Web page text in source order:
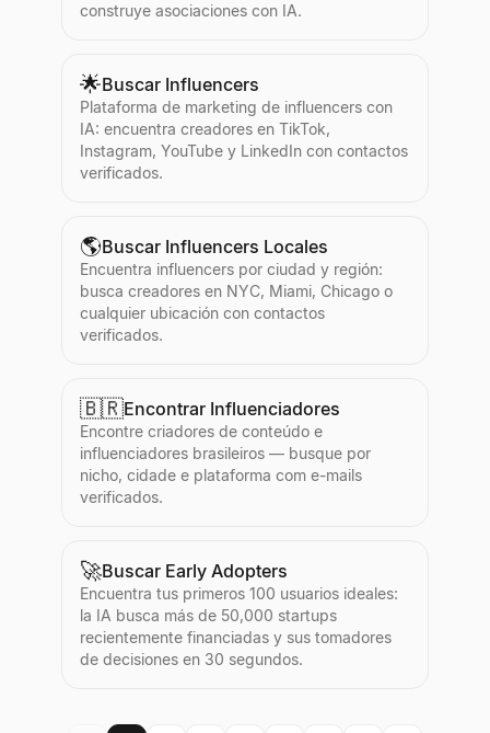
construye asociaciones con IA.
🌟Buscar Influencers
Plataforma de marketing de influencers con
IA: encuentra creadores en TikTok,
Instagram, YouTube y LinkedIn con contactos
verificados.
🌎Buscar Influencers Locales
Encuentra influencers por ciudad y región:
busca creadores en NYC, Miami, Chicago o
cualquier ubicación con contactos
verificados.
🇧🇷Encontrar Influenciadores
Encontre criadores de conteúdo e
influenciadores brasileiros — busque por
nicho, cidade e plataforma com e-mails
verificados.
🚀Buscar Early Adopters
Encuentra tus primeros 100 usuarios ideales:
la IA busca más de 50,000 startups
recientemente financiadas y sus tomadores
de decisiones en 30 segundos.